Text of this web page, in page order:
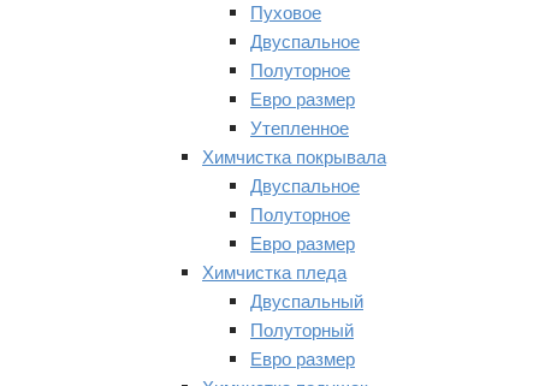
Пуховое
Двуспальное
Полуторное
Евро размер
Утепленное
Химчистка покрывала
Двуспальное
Полуторное
Евро размер
Химчистка пледа
Двуспальный
Полуторный
Евро размер